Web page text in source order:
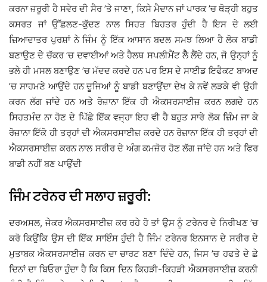
ਕਰਨਾ ਜ਼ਰੂਰੀ ਹੈ ਸਵੇਰ ਦੀ ਸੈਰ ’ਤੇ ਜਾਣਾ, ਕਿਸੇ ਮੈਦਾਨ ਜਾਂ ਪਾਰਕ ’ਚ ਥੋੜ੍ਹੀ ਬਹੁਤ
ਕਸਰਤ ਜਾਂ ਉੱਛਲਣ-ਕੁੱਦਣ ਨਾਲ ਸਿਹਤ ਬਿਹਤਰ ਹੁੰਦੀ ਹੈ ਇਸ ਦੇ ਲਈ
ਜ਼ਿਆਦਾਤਰ ਪੁਰਸ਼ਾਂ ਨੇ ਜਿੰਮ ਨੂੰ ਇੱਕ ਆਸਾਨ ਬਦਲ ਸਮਝ ਲਿਆ ਹੈ ਲੋਕ ਬਾਡੀ
ਬਣਾਉਣ ਦੇੇ ਚੱਕਰ ’ਚ ਦਵਾਈਆਂ ਅਤੇ ਹੈਲਥ ਸਪਲੀਮੈਂਟ ਲੈੈ ਲੈਂਦੇ ਹਨ, ਜੋ ਉਨ੍ਹਾਂ ਨੂੰ
ਭਲੇ ਹੀ ਮਸਲ ਬਣਾਉਣ ’ਚ ਮੱਦਦ ਕਰਦੇ ਹਨ ਪਰ ਇਸ ਦੇ ਸਾਈਡ ਇਫੈਕਟ ਬਾਅਦ
’ਚ ਸਾਹਮਣੇ ਆਉਂਦੇ ਹਨ ਦੂਜਿਆਂ ਨੂੰ ਬਾਡੀ ਬਣਾਉਂਦਾ ਦੇਖ ਕੇ ਨਵੇਂ ਲੜਕੇ ਵੀ ਉਹੀ
ਕਰਨ ਲੱਗ ਜਾਂਦੇ ਹਨ ਅਤੇ ਰੋਜ਼ਾਨਾ ਇੱਕ ਹੀ ਐਕਸਰਸਾਈਜ਼ ਕਰਨ ਲਗਦੇ ਹਨ
ਸਿਹਤਮੰਦ ਨਾ ਹੋਣ ਦੇ ਪਿੱਛੇ ਇੱਕ ਵਜ੍ਹਾ ਇਹ ਵੀ ਹੈ ਬਹੁਤ ਸਾਰੇ ਲੋਕ ਜ਼ਿੰਮ ਜਾ ਕੇ
ਰੋਜ਼ਾਨਾ ਇੱਕੋ ਹੀ ਤਰ੍ਹਾਂ ਦੀ ਐਕਸਰਸਾਈਜ਼ ਕਰਦੇ ਹਨ ਰੋਜ਼ਾਨਾ ਇੱਕ ਹੀ ਤਰ੍ਹਾਂ ਦੀ
ਐਕਸਰਸਾਈਜ਼ ਕਰਨ ਨਾਲ ਸਰੀਰ ਦੇ ਅੰਗ ਕਮਜ਼ੋਰ ਹੋਣ ਲੱਗ ਜਾਂਦੇ ਹਨ ਅਤੇ ਫਿਰ
ਬਾਡੀ ਨਹੀਂ ਬਣ ਪਾਉਂਦੀ
ਜਿੰਮ ਟਰੇਨਰ ਦੀ ਸਲਾਹ ਜ਼ਰੂਰੀ:
ਦਰਅਸਲ, ਜੇਕਰ ਐਕਸਰਸਾਈਜ਼ ਕਰ ਰਹੇ ਹੋ ਤਾਂ ਉਸ ਨੂੰ ਟਰੇਨਰ ਦੇ ਨਿਰੀਖਣ ’ਚ
ਕਰੋ ਕਿਉਂਕਿ ਉਸ ਦੀ ਇੱਕ ਸਾਇੰਸ ਹੁੰਦੀ ਹੈ ਜਿੰਮ ਟਰੇਨਰ ਇਨਸਾਨ ਦੇ ਸਰੀਰ ਦੇ
ਮੁਤਾਬਕ ਐਕਸਰਸਾਈਜ਼ ਕਰਨ ਦਾ ਚਾਰਟ ਬਣਾ ਦਿੰਦੇ ਹਨ, ਜਿਸ ’ਚ ਹਫਤੇ ਦੇ ਛੇ
ਦਿਨਾਂ ਦਾ ਬਿਓਰਾ ਹੁੰਦਾ ਹੈ ਕਿ ਕਿਸ ਦਿਨ ਕਿਹੜੀ-ਕਿਹੜੀ ਐਕਸਰਸਾਈਜ਼ ਕਰਨੀ